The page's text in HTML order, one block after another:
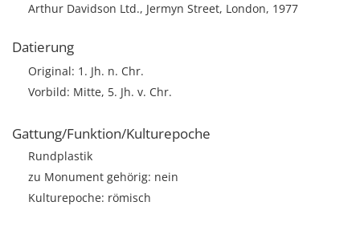
Arthur Davidson Ltd., Jermyn Street, London, 1977
Datierung
Original: 1. Jh. n. Chr.
Vorbild: Mitte, 5. Jh. v. Chr.
Gattung/Funktion/Kulturepoche
Rundplastik
zu Monument gehörig: nein
Kulturepoche: römisch